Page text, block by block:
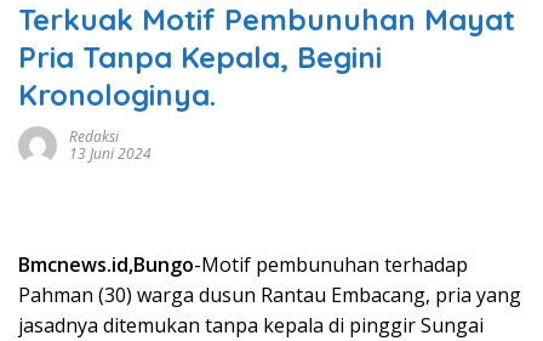
Terkuak Motif Pembunuhan Mayat
Pria Tanpa Kepala, Begini
Kronologinya.
Redaksi
13 Juni 2024
Bmcnews.id,Bungo-Motif pembunuhan terhadap
Pahman (30) warga dusun Rantau Embacang, pria yang
jasadnya ditemukan tanpa kepala di pinggir Sungai